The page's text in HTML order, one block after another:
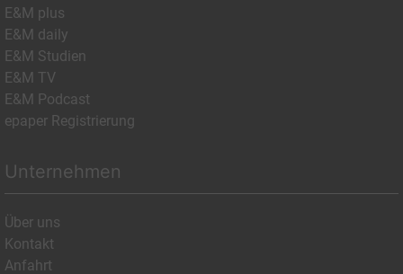
E&M plus
E&M daily
E&M Studien
E&M TV
E&M Podcast
epaper Registrierung
Unternehmen
Über uns
Kontakt
Anfahrt